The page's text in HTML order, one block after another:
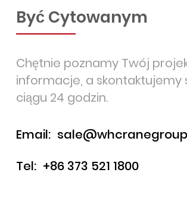
Być Cytowanym
Chętnie poznamy Twój
informacje, a skontaktujemy
ciągu 24 godzin.
Email:
Tel: +86 373 521 1800